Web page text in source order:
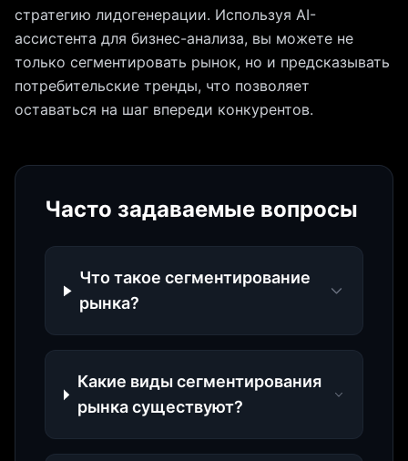
стратегию лидогенерации. Используя AI-
ассистента для бизнес-анализа, вы можете не
только сегментировать рынок, но и предсказывать
потребительские тренды, что позволяет
оставаться на шаг впереди конкурентов.
Часто задаваемые вопросы
Что такое сегментирование
рынка?
Какие виды сегментирования
рынка существуют?